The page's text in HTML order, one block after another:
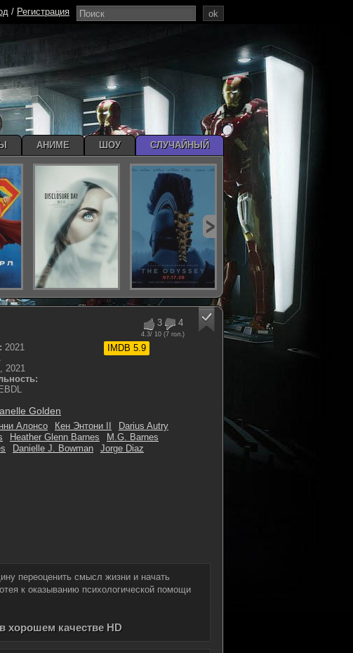
3 4
4.3/ 10 (7 гол.)
IMDB 5.9
2021
2021
Golden
Алонсо Кен Энтони II
Darius Autry
Heather Glenn Barnes
M.G. Barnes
Danielle J. Bowman
Jorge Diaz
переоценить смысл жизни и начать
к оказыванию психологической помощи
хорошем качестве HD
ok
/ Регистрация
АНИМЕ ШОУ СЛУЧАЙНЫЙ